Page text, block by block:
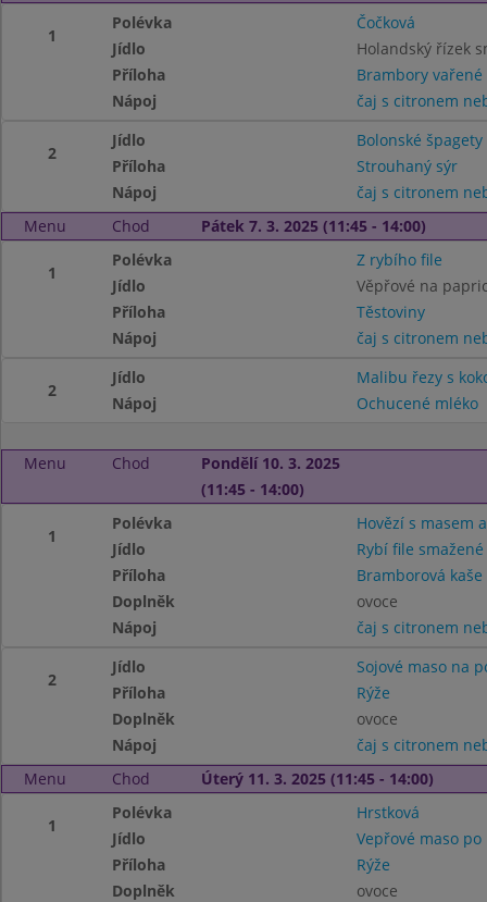
1
Polévka
Čočková
Jídlo
Holandský řízek
Příloha
Brambory vařené
Nápoj
čaj s citronem
2
Jídlo
Bolonské
Příloha
Strouhaný sýr
Nápoj
čaj s citronem
Menu
Chod Pátek 7. 3. 2025 (11:45 - 14:00)
1
Polévka
Z rybího file
Jídlo
Věpřové na
Příloha
Těstoviny
Nápoj
čaj s citronem
2
Jídlo
Malibu řezy s
Nápoj
Ochucené mléko
Menu Chod
Pondělí 10. 3. 2025
(11:45 - 14:00)
1
Polévka
Hovězí s masem
Jídlo
Rybí file smažené
Příloha
Bramborová kaše
Doplněk
ovoce
Nápoj
čaj s citronem
2
Jídlo
Sojové maso na
Příloha
Rýže
Doplněk
ovoce
Nápoj
čaj s citronem
Menu
Chod Úterý 11. 3. 2025 (11:45 - 14:00)
1
Polévka
Hrstková
Jídlo
Vepřové maso
Příloha
Rýže
Doplněk
ovoce